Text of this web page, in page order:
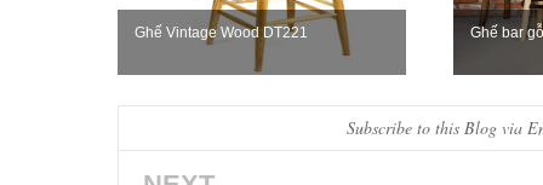
Ghế Vintage Wood DT221 Ghế bar
Subscribe to this Blog via